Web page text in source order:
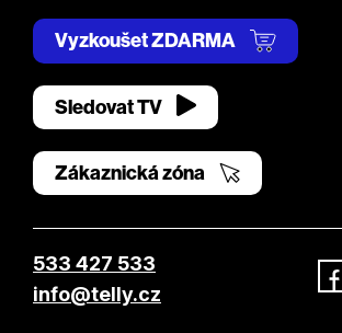
Vyzkoušet ZDARMA
Sledovat TV
Zákaznická zóna
533 427 533
info@telly.cz